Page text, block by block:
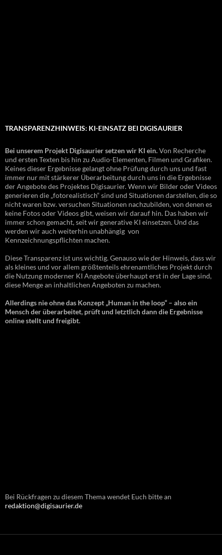
TRANSPARENZHINWEIS: KI-EINSATZ BEI DIGISAURIER
Bei unserem Projekt Digisaurier setzen wir KI ein.Von Recherche
und ersten Texten bis hin zu Audio-Elementen, Filmen und Grafiken.
Keines dieser Ergebnisse gelangt ohne Prüfung durch uns und fast
immer nur mit stärkerer Überarbeitung durch uns in die Ergebnisse
der Angebote des Projektes Digisaurier. Wenn wir Bilder oder Videos
generieren die „fotorealistisch“ sind und Situationen darstellen, die so
nicht waren bzw. versuchen Situationen nachzubilden, von denen es
keine Fotos oder Videos gibt, weisen wir darauf hin. Das haben wir
immer schon gemacht, seit wir generative KI einsetzen. Und das
werden wir auch weiterhin unabhängig von
Kennzeichnungspflichten machen.
Diese Transparenz ist uns wichtig. Genauso wie der Hinweis, dass wir
als kleines und vor allem größtenteils ehrenamtliches Projekt durch
die Nutzung moderner KI Angebote überhaupt erst in der Lage sind,
diese Menge an inhaltlichen Angeboten zu machen.
Allerdings nie ohne das Konzept „Human in the loop“ – also ein
Mensch der überarbeitet, prüft und letztlich dann die Ergebnisse
online stellt und freigibt.
Bei Rückfragen zu diesem Thema wendet Euch bitte an
redaktion@digisaurier.de